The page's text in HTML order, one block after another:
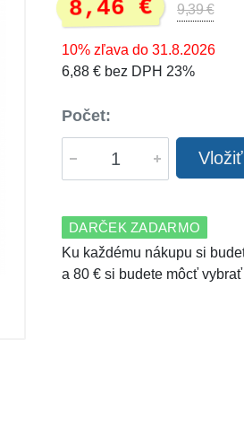
8,46 € 9,39 €
10% zľava do 31.8.2026
6,88 € bez DPH 23%
Počet:
DARČEK ZADARMO
Ku každému nákupu si
a 80 € si budete môcť